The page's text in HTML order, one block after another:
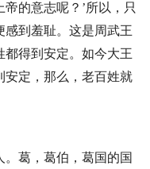
的意志呢？’所以，只
到羞耻。这是周武王
都得到安定。如今大王
安定，那么，老百姓就
葛，葛伯，葛国的国